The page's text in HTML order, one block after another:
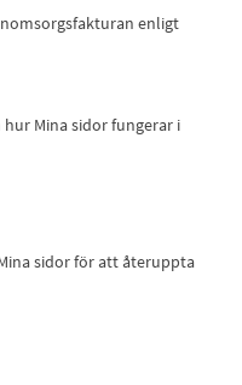
enligt
Mina sidor fungerar i
sidor för att återuppta